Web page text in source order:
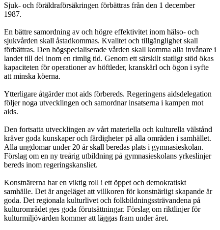
Sjuk- och föräldraförsäkringen förbättras från den 1 december
1987.
En bättre samordning av och högre effektivitet inom hälso- och
sjukvården skall åstadkommas. Kvalitet och tillgänglighet skall
förbättras. Den högspecialiserade vården skall komma alla invånare i
landet till del inom en rimlig tid. Genom ett särskilt statligt stöd ökas
kapaciteten för operationer av höftleder, kranskärl och ögon i syfte
att minska köerna.
Ytterligare åtgärder mot aids förbereds. Regeringens aidsdelegation
följer noga utvecklingen och samordnar insatserna i kampen mot
aids.
Den fortsatta utvecklingen av vårt materiella och kulturella välstånd
kräver goda kunskaper och färdigheter på alla områden i samhället.
Alla ungdomar under 20 år skall beredas plats i gymnasieskolan.
Förslag om en ny treårig utbildning på gymnasieskolans yrkeslinjer
bereds inom regeringskansliet.
Konstnärerna har en viktig roll i ett öppet och demokratiskt
samhälle. Det är angeläget att villkoren för konstnärligt skapande är
goda. Det regionala kulturlivet och folkbildningssträvandena på
kulturområdet ges goda förutsättningar. Förslag om riktlinjer för
kulturmiljövården kommer att läggas fram under året.